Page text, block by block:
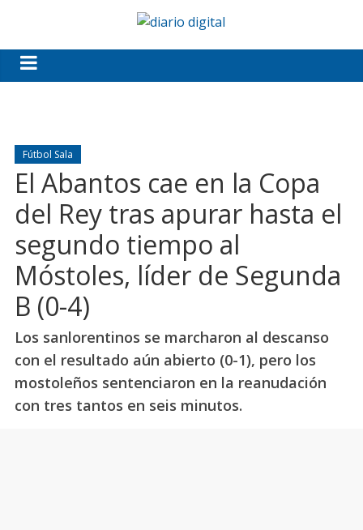
Fútbol Sala
El Abantos cae en la Copa
del Rey tras apurar hasta el
segundo tiempo al
Móstoles, líder de Segunda
B (0-4)
Los sanlorentinos se marcharon al descanso
con el resultado aún abierto (0-1), pero los
mostoleños sentenciaron en la reanudación
con tres tantos en seis minutos.